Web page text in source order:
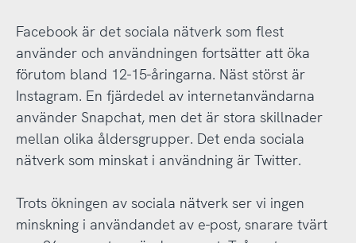
Facebook är det sociala nätverk som flest
använder och användningen fortsätter att öka
förutom bland 12-15-åringarna. Näst störst är
Instagram. En fjärdedel av internetanvändarna
använder Snapchat, men det är stora skillnader
mellan olika åldersgrupper. Det enda sociala
nätverk som minskat i användning är Twitter.
Trots ökningen av sociala nätverk ser vi ingen
minskning i användandet av e-post, snarare tvärt